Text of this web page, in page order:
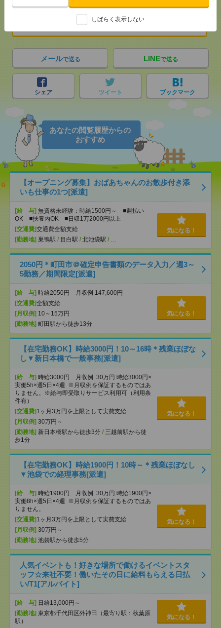
しばらく表示しない
気になる！
メールで送る LINEで送る
シェア ツイート ブックマーク
あなたの閲覧履歴からの
おすすめ
【オープニング募集】おばあちゃんのお散歩付き添
いも仕事の1つ[派遣]
[給 与] 無資格未経験：時給1500円～ ■週払い
OK ■扶養内OK ■日収1万2000円以上
[交通費]交通費全額支給
[勤務地] 巣鴨駅 / 目白駅 / 北池袋駅 / …
気になる！
2050円＊町田市＠確定申告書類のデータ入力／週3～
5勤務／期間限定[派遣]
[給 与] 時給2050円 月収例 147,600円
[交通費]全額支給
[月収例] 10～15万円
[勤務地] 町田駅から徒歩13分
気になる！
【在宅勤務OK】時給3000円！10～16時＊残業ほぼな
し▼新日本橋で一般事務[派遣]
[給 与] 時給3000円 月収例 30万円 時給3000円×
実働5h×週5日×4週 ※月収例を保証するものではあ
りません。※給与即受取りサービス利用可（利用条
件有）
[交通費] 1ヶ月3万円を上限として実費支給
[月収例] 30万円～
[勤務地] 新日本橋駅から徒歩3分 / 三越前駅から徒
歩1分
気になる！
【在宅勤務OK】時給1900円！10時～＊残業ほぼなし
▼池袋での経理事務[派遣]
[給 与] 時給1900円 月収例 30万円 時給1900円×
実働8h×週5日×4週 ※月収例を保証するものではあ
りません。
[交通費] 1ヶ月3万円を上限として実費支給
[月収例] 30万円～
[勤務地] 池袋駅から徒歩5分
気になる！
人気イベントも！好きな場所で働けるイベントスタ
ッフ☆来社不要！働いたその日に給料もらえる日払
い/T1[アルバイト]
[給 与] 日給13,000円～
[勤務地] 東京都千代田区外神田（最寄り駅：秋葉原
駅）
気になる！